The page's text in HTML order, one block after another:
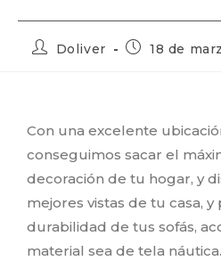
Doliver 18 de
Con una excelente
conseguimos sacar el
decoración de tu hogar, y
mejores vistas de tu casa,
durabilidad de tus sofás,
material sea de tela náutica.